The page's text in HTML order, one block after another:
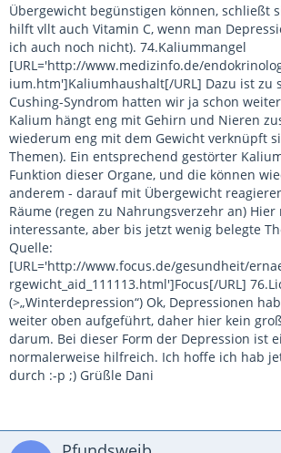
Übergewicht begünstigen können, schließt
hilft vllt auch Vitamin C, wenn man
ich auch noch nicht). 74.Kaliummangel
[URL='http://www.medizinfo.de/
ium.htm']Kaliumhaushalt[/URL] Dazu ist zu
Cushing-Syndrom hatten wir ja schon
Kalium hängt eng mit Gehirn und Nieren
wiederum eng mit dem Gewicht verknüpft
Themen). Ein entsprechend gestörter
Funktion dieser Organe, und die können
anderem - darauf mit Übergewicht
Räume (regen zu Nahrungsverzehr an) Hier
interessante, aber bis jetzt wenig belegte
Quelle:
[URL='http://www.focus.de/gesundheit/
rgewicht_aid_111113.html']Focus[/URL]
(>„Winterdepression“) Ok, Depressionen
weiter oben aufgeführt, daher hier kein
darum. Bei dieser Form der Depression ist
normalerweise hilfreich. Ich hoffe ich hab
durch :-p ;) Grüßle Dani